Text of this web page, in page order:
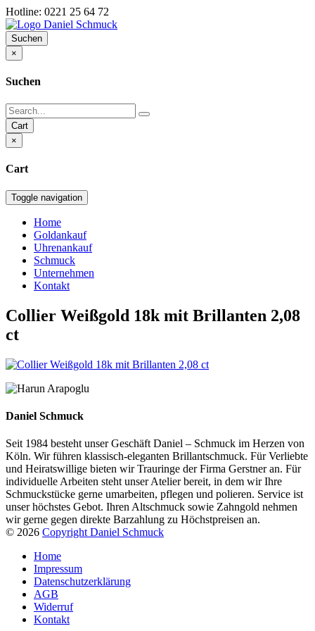
Hotline: 0221 25 64 72
Suchen
×
Suchen
Cart
×
Cart
Toggle navigation
Home
Goldankauf
Uhrenankauf
Schmuck
Unternehmen
Kontakt
Collier Weißgold 18k mit Brillanten 2,08
ct
Daniel Schmuck
Seit 1984 besteht unser Geschäft Daniel – Schmuck im Herzen von
Köln. Wir führen klassisch-eleganten Brillantschmuck. Für Verliebte
und Heiratswillige bieten wir Trauringe der Firma Gerstner an. Für
individuelle Arbeiten steht unser Atelier bereit, in dem wir Ihre
Schmuckstücke gerne umarbeiten, pflegen und polieren. Service ist
unser höchstes Gebot. Ihren Altschmuck sowie Zahngold nehmen
wir gerne gegen direkte Barzahlung zu Höchstpreisen an.
© 2026 Copyright Daniel Schmuck
Home
Impressum
Datenschutzerklärung
AGB
Widerruf
Kontakt